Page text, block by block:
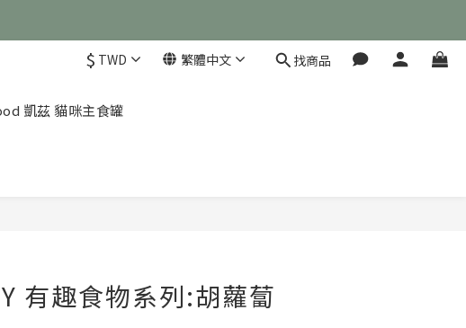
$ TWD 繁體中文 找商品
凱茲 貓咪主食罐
有趣食物系列:胡蘿蔔